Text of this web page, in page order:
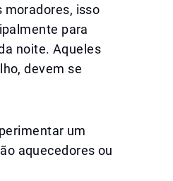
moradores, isso
para
noite. Aqueles
devem se
um
aquecedores ou